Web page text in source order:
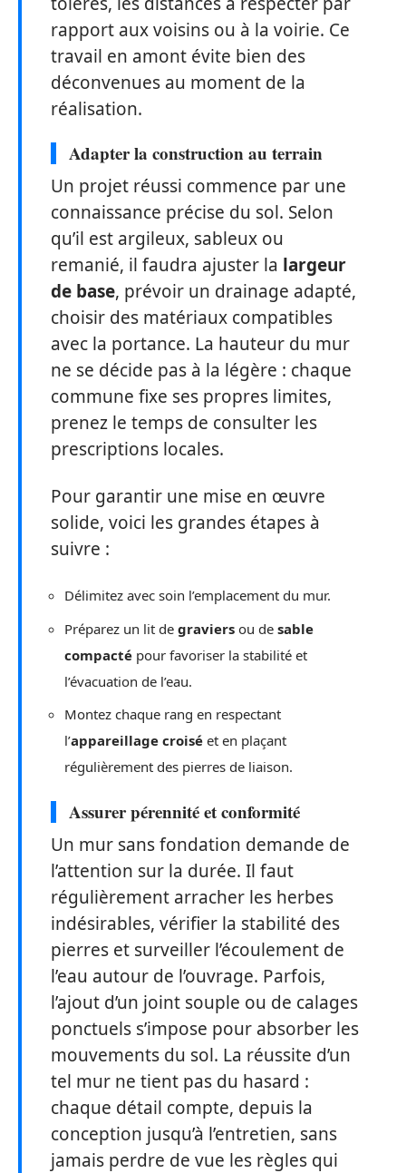
rapport aux voisins ou à la voirie. Ce
travail en amont évite bien des
déconvenues au moment de la
réalisation.
Adapter la construction au terrain
Un projet réussi commence par une
connaissance précise du sol. Selon
qu’il est argileux, sableux ou
remanié, il faudra ajuster la largeur
de base, prévoir un drainage adapté,
choisir des matériaux compatibles
avec la portance. La hauteur du mur
ne se décide pas à la légère : chaque
commune fixe ses propres limites,
prenez le temps de consulter les
prescriptions locales.
Pour garantir une mise en œuvre
solide, voici les grandes étapes à
suivre :
Délimitez avec soin l’emplacement du mur.
Préparez un lit de graviers ou de sable
compacté pour favoriser la stabilité et
l’évacuation de l’eau.
Montez chaque rang en respectant
l’appareillage croisé et en plaçant
régulièrement des pierres de liaison.
Assurer pérennité et conformité
Un mur sans fondation demande de
l’attention sur la durée. Il faut
régulièrement arracher les herbes
indésirables, vérifier la stabilité des
pierres et surveiller l’écoulement de
l’eau autour de l’ouvrage. Parfois,
l’ajout d’un joint souple ou de calages
ponctuels s’impose pour absorber les
mouvements du sol. La réussite d’un
tel mur ne tient pas du hasard :
chaque détail compte, depuis la
conception jusqu’à l’entretien, sans
jamais perdre de vue les règles qui